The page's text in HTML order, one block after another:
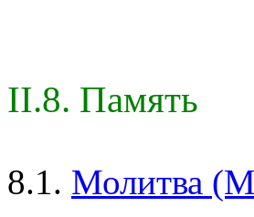
II.8. Память
8.1. Молитва